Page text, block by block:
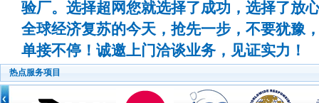
验厂。选择超网您就选择了成功，选择了放
全球经济复苏的今天，抢先一步，不要犹豫
单接不停！诚邀上门洽谈业务，见证实力！
热点服务项目